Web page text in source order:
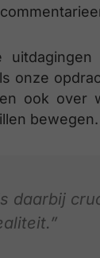
onze
ook over
bewegen.
daarbij